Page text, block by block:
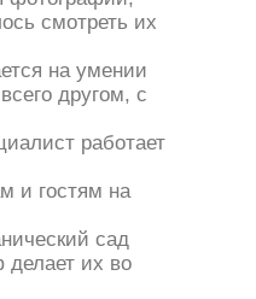
смотреть их
на умении
другом, с
работает
и гостям на
сад
их во